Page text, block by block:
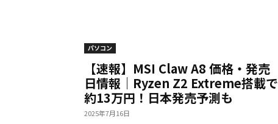
パソコン
【速報】MSI Claw A8 価格・発売
日情報｜Ryzen Z2 Extreme搭載で
約13万円！日本発売予測も
2025年7月16日